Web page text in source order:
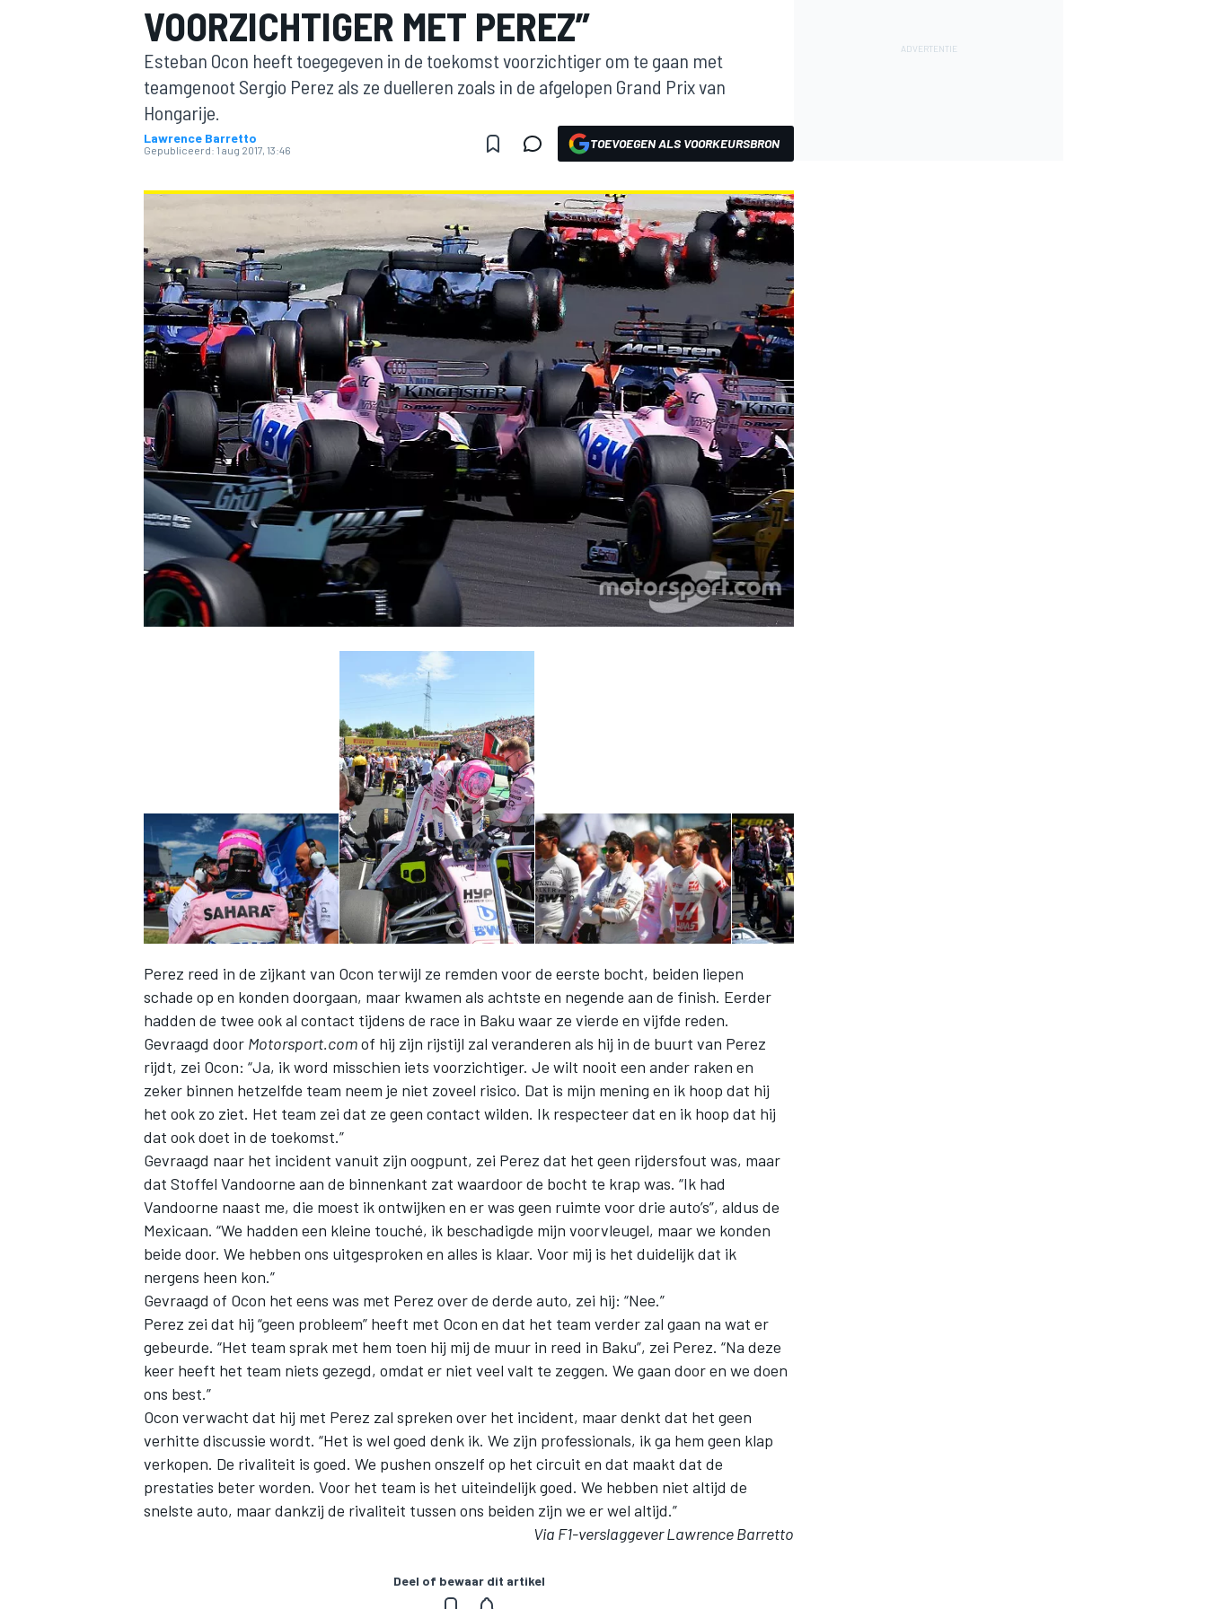
MOTOGP
INDYCAR
DTM
VOORZICHTIGER MET PEREZ”
Esteban Ocon heeft toegegeven in de toekomst voorzichtiger om te gaan met
teamgenoot Sergio Perez als ze duelleren zoals in de afgelopen Grand Prix van
Hongarije.
Lawrence Barretto
Gepubliceerd: 1 aug 2017, 13:46 TOEVOEGEN ALS VOORKEURSBRON
Perez reed in de zijkant van Ocon terwijl ze remden voor de eerste bocht, beiden liepen
schade op en konden doorgaan, maar kwamen als achtste en negende aan de finish. Eerder
hadden de twee ook al contact tijdens de race in Baku waar ze vierde en vijfde reden.
Gevraagd door Motorsport.comof hij zijn rijstijl zal veranderen als hij in de buurt van Perez
rijdt, zei Ocon: “Ja, ik word misschien iets voorzichtiger. Je wilt nooit een ander raken en
zeker binnen hetzelfde team neem je niet zoveel risico. Dat is mijn mening en ik hoop dat hij
het ook zo ziet. Het team zei dat ze geen contact wilden. Ik respecteer dat en ik hoop dat hij
dat ook doet in de toekomst.”
Gevraagd naar het incident vanuit zijn oogpunt, zei Perez dat het geen rijdersfout was, maar
dat Stoffel Vandoorne aan de binnenkant zat waardoor de bocht te krap was. “Ik had
Vandoorne naast me, die moest ik ontwijken en er was geen ruimte voor drie auto’s”, aldus de
Mexicaan. “We hadden een kleine touché, ik beschadigde mijn voorvleugel, maar we konden
beide door. We hebben ons uitgesproken en alles is klaar. Voor mij is het duidelijk dat ik
nergens heen kon.”
Gevraagd of Ocon het eens was met Perez over de derde auto, zei hij: “Nee.”
Perez zei dat hij “geen probleem” heeft met Ocon en dat het team verder zal gaan na wat er
gebeurde. “Het team sprak met hem toen hij mij de muur in reed in Baku”, zei Perez. “Na deze
keer heeft het team niets gezegd, omdat er niet veel valt te zeggen. We gaan door en we doen
ons best.”
Ocon verwacht dat hij met Perez zal spreken over het incident, maar denkt dat het geen
verhitte discussie wordt. “Het is wel goed denk ik. We zijn professionals, ik ga hem geen klap
verkopen. De rivaliteit is goed. We pushen onszelf op het circuit en dat maakt dat de
prestaties beter worden. Voor het team is het uiteindelijk goed. We hebben niet altijd de
snelste auto, maar dankzij de rivaliteit tussen ons beiden zijn we er wel altijd.”
Via F1-verslaggever Lawrence Barretto
Deel of bewaar dit artikel